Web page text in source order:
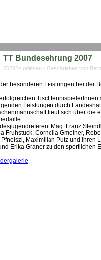
TT Bundesehrung 2007
56292x gelesen - Geschrieben von
besonderen Leistungen bei der
Leistungen durch
freut sich über die
Mag. Franz
Fruhstuck, Cornelia Gmeiner,
Pfneiszl, Maximilian Putz und ihren
Erika Graner zu den sportlichen